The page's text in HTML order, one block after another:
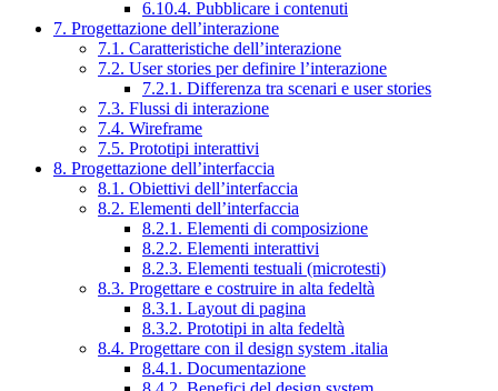
6.10.4. Pubblicare i contenuti
7. Progettazione dell’interazione
7.1. Caratteristiche dell’interazione
7.2. User stories per definire l’interazione
7.2.1. Differenza tra scenari e user stories
7.3. Flussi di interazione
7.4. Wireframe
7.5. Prototipi interattivi
8. Progettazione dell’interfaccia
8.1. Obiettivi dell’interfaccia
8.2. Elementi dell’interfaccia
8.2.1. Elementi di composizione
8.2.2. Elementi interattivi
8.2.3. Elementi testuali (microtesti)
8.3. Progettare e costruire in alta fedeltà
8.3.1. Layout di pagina
8.3.2. Prototipi in alta fedeltà
8.4. Progettare con il design system .italia
8.4.1. Documentazione